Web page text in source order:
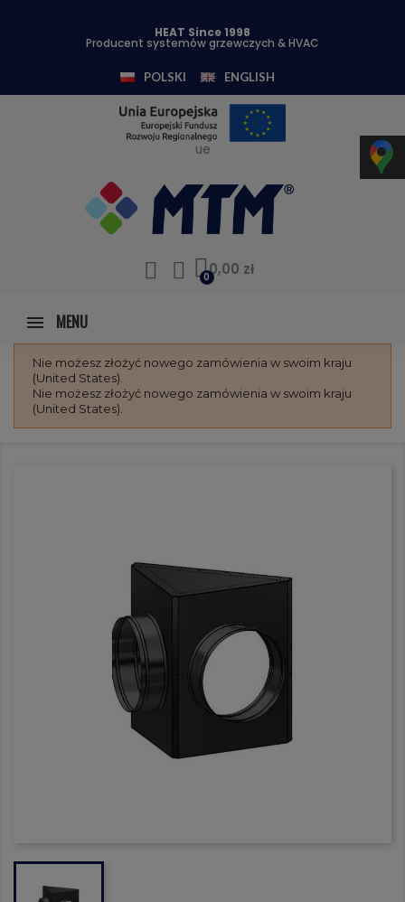
HEAT Since 1998
Producent systemów grzewczych & HVAC
POLSKI ENGLISH
ue
0,00 zł
MENU
Nie możesz złożyć nowego zamówienia w swoim kraju
(United States).
Nie możesz złożyć nowego zamówienia w swoim kraju
(United States).